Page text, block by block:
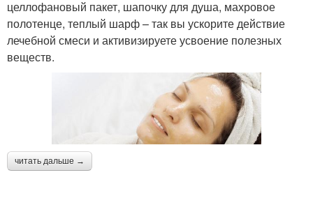
целлофановый пакет, шапочку для душа, махровое
полотенце, теплый шарф – так вы ускорите действие
лечебной смеси и активизируете усвоение полезных
веществ.
читать дальше →